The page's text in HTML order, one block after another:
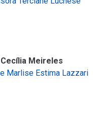
Meireles
Marlise Estima Lazzari